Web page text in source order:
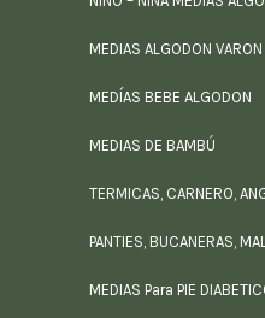
MEDIAS ALGODON VARON
MEDÍAS BEBE ALGODON
MEDIAS DE BAMBÚ
TERMICAS, CARNERO,
PANTIES, BUCANERAS,
MEDIAS Para PIE